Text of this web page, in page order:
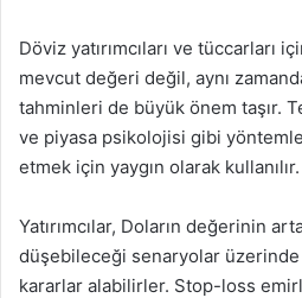
Döviz yatırımcıları ve tüccarları
mevcut değeri değil, aynı
tahminleri de büyük önem taşır.
ve piyasa psikolojisi gibi
etmek için yaygın olarak kullanılır.
Yatırımcılar, Doların değerinin
düşebileceği senaryolar üzerinde
kararlar alabilirler. Stop-loss